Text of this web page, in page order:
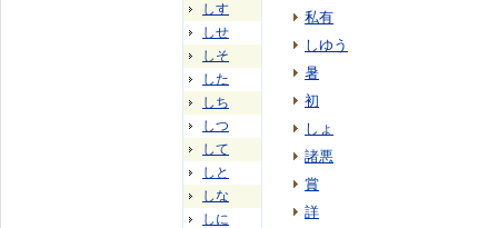
しす
しせ
しそ
した
しち
しつ
して
しと
しな
しに
私有
しゆう
暑
初
しょ
諸悪
賞
詳